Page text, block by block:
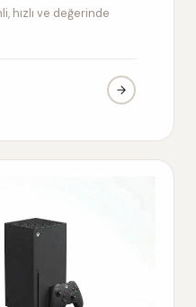
hızlı ve değerinde